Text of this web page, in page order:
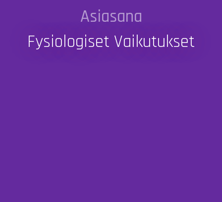
Asiasana
Fysiologiset Vaikutukset